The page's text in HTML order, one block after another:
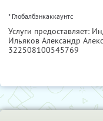
* Глобалбэнкаккаунтс
Услуги предоставляет:
Ильяков Александр
322508100545769